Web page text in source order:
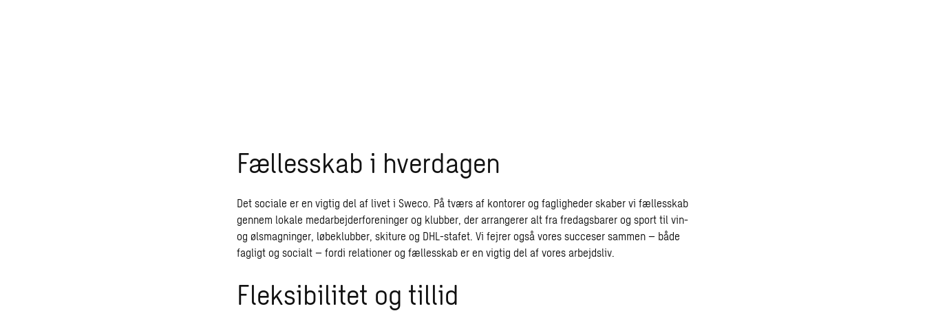
Fællesskab i hverdagen
Det sociale er en vigtig del af livet i Sweco. På tværs af kontorer og fagligheder skaber vi fællesskab
gennem lokale medarbejderforeninger og klubber, der arrangerer alt fra fredagsbarer og sport til vin-
og ølsmagninger, løbeklubber, skiture og DHL-stafet. Vi fejrer også vores succeser sammen – både
fagligt og socialt – fordi relationer og fællesskab er en vigtig del af vores arbejdsliv.
Fleksibilitet og tillid